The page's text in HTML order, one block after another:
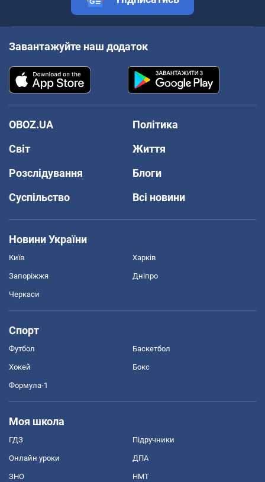
Завантажуйте наш додаток
OBOZ.UA
Політика
Світ
Життя
Розслідування
Блоги
Суспільство
Всі новини
Новини України
Київ Харків
Запоріжжя Дніпро
Черкаси
Спорт
Футбол Баскетбол
Хокей Бокс
Формула-1
Моя школа
ГДЗ Підручники
Онлайн уроки ДПА
ЗНО НМТ